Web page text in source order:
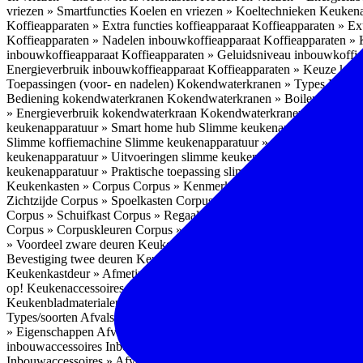
vriezen » Smartfuncties Koelen en vriezen » Koeltechnieken
Koffieapparaten » Extra functies koffieapparaat Koffieapparaten »
Koffieapparaten » Nadelen inbouwkoffieapparaat Koffieapparaten »
inbouwkoffieapparaat Koffieapparaten » Geluidsniveau
Energieverbruik inbouwkoffieapparaat Koffieapparaten » Keuze
Toepassingen (voor- en nadelen) Kokendwaterkranen » Types
Bediening kokendwaterkranen Kokendwaterkranen » Boilers
» Energieverbruik kokendwaterkraan Kokendwaterkranen »
keukenapparatuur » Smart home hub Slimme keukenapparatuur »
Slimme koffiemachine Slimme keukenapparatuur » Slimme stekker
keukenapparatuur » Uitvoeringen slimme keukenapparatuur
keukenapparatuur » Praktische toepassing slimme keukenapparatuur
Keukenkasten » Corpus Corpus » Kenmerken
Zichtzijde Corpus » Spoelkasten Corpus » Soorten keukenkasten
Corpus » Schuifkast Corpus » Regaalkast
Corpus » Corpuskleuren Corpus » Corpus in kleur
» Voordeel zware deuren Keukenkasten » Kastindeling
Bevestiging twee deuren Keukenkastdeur » Vaatwasserdeur
Keukenkastdeur » Afmetingen
op! KeukenaccessoiresKeukenaccessoires » Achterwanden
Keukenbladmaterialen als achterwand
Types/soorten Afvalsystemen » Installatie
» Eigenschappen Afvalsystemen » Inhoud
inbouwaccessoires Inbouwaccessoires » Bestek- en ladeindelingen